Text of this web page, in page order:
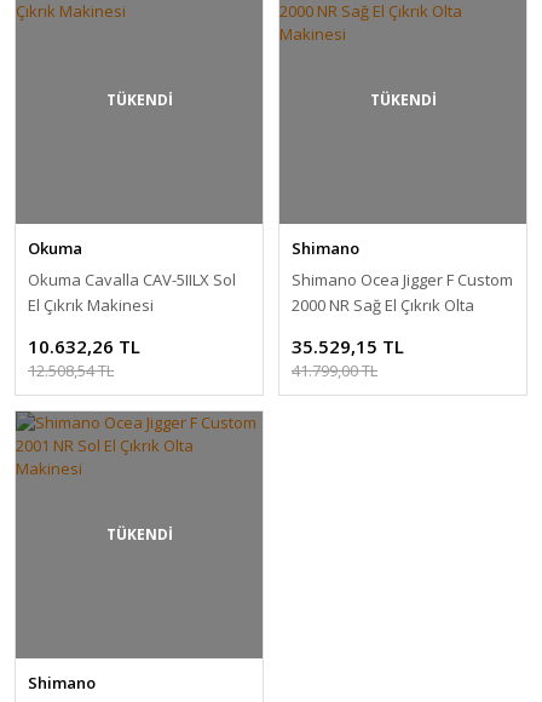
TÜKENDİ
Okuma
Okuma Cavalla CAV-5IILX Sol
El Çıkrık Makinesi
10.632,26 TL
12.508,54 TL
TÜKENDİ
Shimano
Shimano Ocea Jigger F Custom
2000 NR Sağ El Çıkrık Olta
35.529,15 TL
41.799,00 TL
TÜKENDİ
Shimano